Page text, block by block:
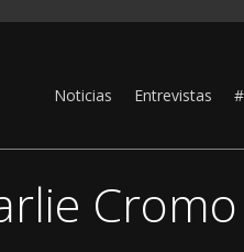
Noticias Entrevistas
Cromo